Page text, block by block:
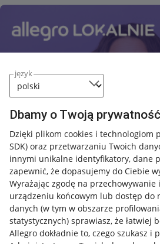
język
Dbamy o Twoją prywatność
Dzięki plikom cookies i technologiom
SDK) oraz przetwarzaniu Twoich
innymi unikalne identyfikatory, dane
zapewnić, że dopasujemy do Ciebie
Wyrażając zgodę na
urządzeniu końcowym lub dostęp do
danych (w tym w obszarze
statystycznych) sprawiasz, że łatwiej
Allegro dokładnie to, czego szukasz i